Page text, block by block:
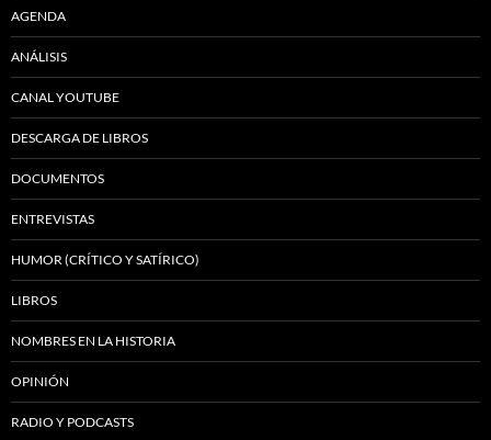
AGENDA
ANÁLISIS
CANAL YOUTUBE
DESCARGA DE LIBROS
DOCUMENTOS
ENTREVISTAS
HUMOR (CRÍTICO Y SATÍRICO)
LIBROS
NOMBRES EN LA HISTORIA
OPINIÓN
RADIO Y PODCASTS